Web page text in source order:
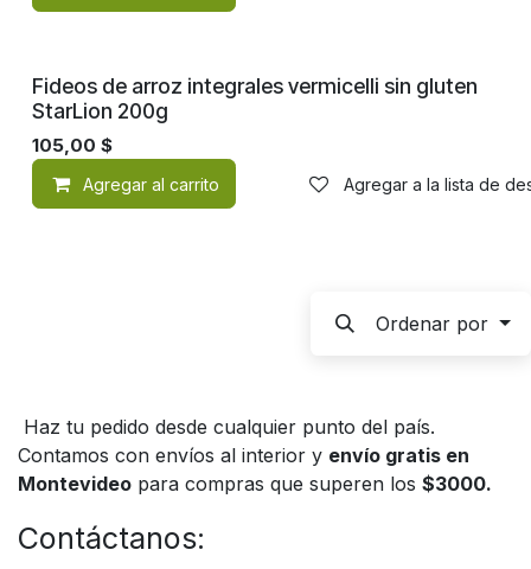
Fideos de arroz integrales vermicelli sin gluten
StarLion 200g
105,00 $
Agregar al carrito Agregar a la lista de
Ordenar por
Haz tu pedido desde cualquier punto del país.
Contamos con envíos al interior y envío gratis en
Montevideo para compras que superen los $3000.
Contáctanos: